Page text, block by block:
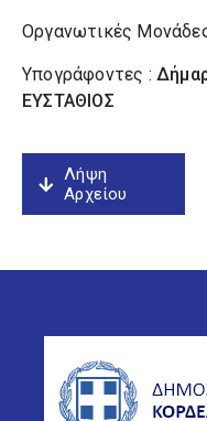
Οργανωτικές
Υπογράφοντες :
ΕΥΣΤΑΘΙΟΣ
Λήψη
Αρχείου